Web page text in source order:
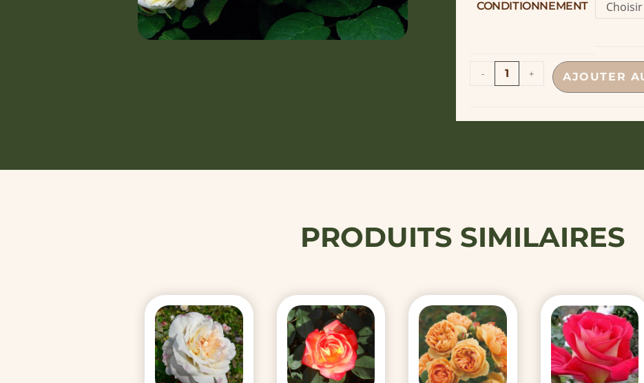
CONDITIONNEMENT
- + AJOUTER
PRODUITS SIMILAIRES